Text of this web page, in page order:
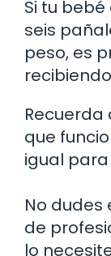
Si tu
seis
peso, es
Recuerda
que
igual
No dudes
de
lo